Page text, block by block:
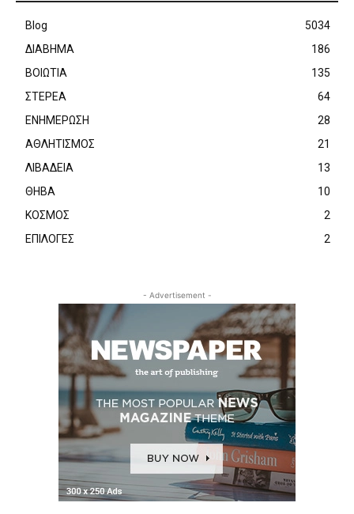
Blog
5034
ΔΙΑΒΗΜΑ
186
ΒΟΙΩΤΙΑ
135
ΣΤΕΡΕΑ
64
ΕΝΗΜΕΡΩΣΗ
28
ΑΘΛΗΤΙΣΜΟΣ
21
ΛΙΒΑΔΕΙΑ
13
ΘΗΒΑ
10
ΚΟΣΜΟΣ
2
ΕΠΙΛΟΓΕΣ
2
- Advertisement -